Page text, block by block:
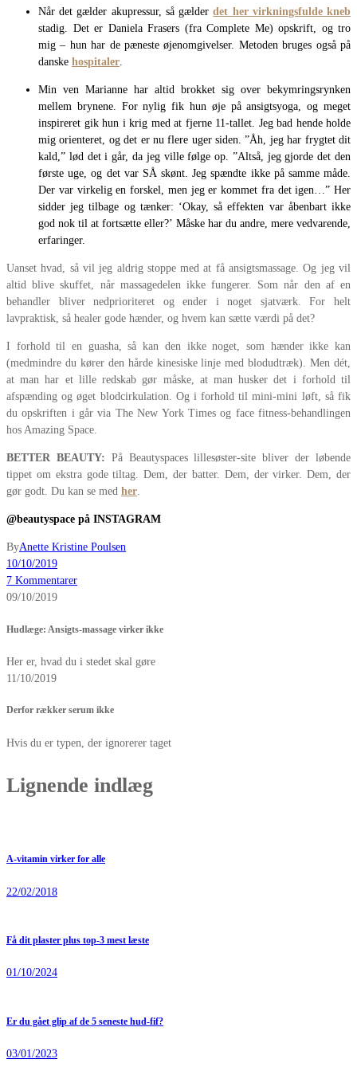
Når det gælder akupressur, så gælderdet her virkningsfulde kneb
stadig. Det er Daniela Frasers (fra Complete Me) opskrift, og tro
mig – hun har de pæneste øjenomgivelser. Metoden bruges også på
danske hospitaler.
Min ven Marianne har altid brokket sig over bekymringsrynken
mellem brynene. For nylig fik hun øje på ansigtsyoga, og meget
inspireret gik hun i krig med at fjerne 11-tallet. Jeg bad hende holde
mig orienteret, og det er nu flere uger siden. ”Åh, jeg har frygtet dit
kald,” lød det i går, da jeg ville følge op. ”Altså, jeg gjorde det den
første uge, og det var SÅ skønt. Jeg spændte ikke på samme måde.
Der var virkelig en forskel, men jeg er kommet fra det igen…” Her
sidder jeg tilbage og tænker: ‘Okay, så effekten var åbenbart ikke
god nok til at fortsætte eller?’ Måske har du andre, mere vedvarende,
erfaringer.
Uanset hvad, så vil jeg aldrig stoppe med at få ansigtsmassage. Og jeg vil
altid blive skuffet, når massagedelen ikke fungerer. Som når den af en
behandler bliver nedprioriteret og ender i noget sjatværk. For helt
lavpraktisk, så healer gode hænder, og hvem kan sætte værdi på det?
I forhold til en guasha, så kan den ikke noget, som hænder ikke kan
(medmindre du kører den hårde kinesiske linje med blodudtræk). Men dét,
at man har et lille redskab gør måske, at man husker det i forhold til
afspænding og øget blodcirkulation. Og i forhold til mini-mini løft, så fik
du opskriften i går via The New York Times og face fitness-behandlingen
hos Amazing Space.
BETTER BEAUTY: På Beautyspaces lillesøster-site bliver der løbende
tippet om ekstra gode tiltag. Dem, der batter. Dem, der virker. Dem, der
gør godt. Du kan se med her.
@beautyspace på INSTAGRAM
ByAnette Kristine Poulsen
10/10/2019
7 Kommentarer
09/10/2019
Hudlæge: Ansigts-massage virker ikke
Her er, hvad du i stedet skal gøre
11/10/2019
Derfor rækker serum ikke
Hvis du er typen, der ignorerer taget
Lignende indlæg
A-vitamin virker for alle
22/02/2018
Få dit plaster plus top-3 mest læste
01/10/2024
Er du gået glip af de 5 seneste hud-fif?
03/01/2023